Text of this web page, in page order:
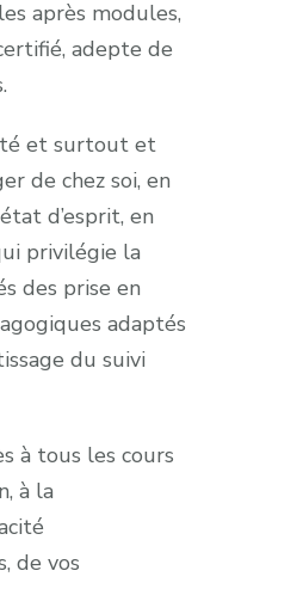
après modules,
adepte de
et surtout et
de chez soi, en
d’esprit, en
privilégie la
des prise en
adaptés
du suivi
à tous les cours
à la
de vos